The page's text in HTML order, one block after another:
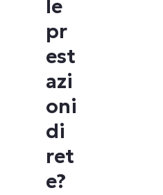
le
pr
est
azi
oni
di
ret
e?